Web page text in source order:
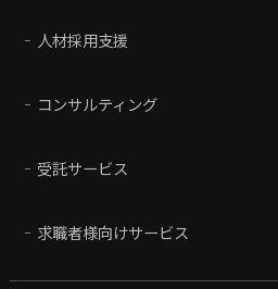
人材採用支援
コンサルティング
受託サービス
求職者様向けサービス